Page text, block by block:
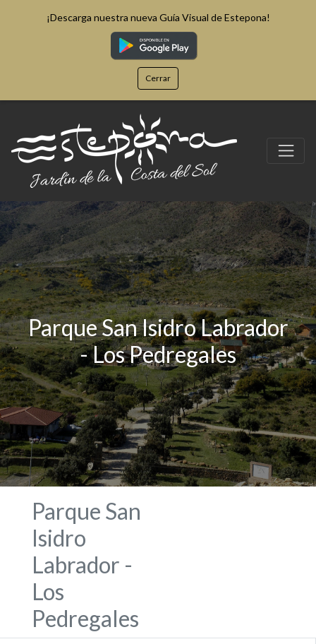
¡Descarga nuestra nueva Guía Visual de Estepona!
Cerrar
Parque San Isidro Labrador
- Los Pedregales
Parque San
Isidro
Labrador -
Los
Pedregales